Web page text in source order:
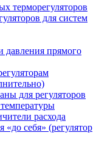
терморегуляторов
для систем
давления прямого
для регуляторов
расхода
«до себя» (регулятор